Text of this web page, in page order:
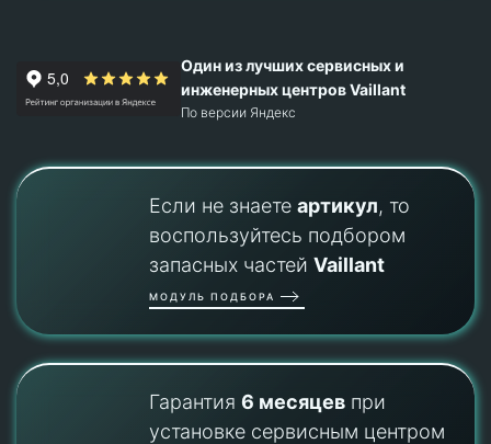
Один из лучших сервисных и
инженерных центров Vaillant
По версии Яндекс
Если не знаете артикул, то
воспользуйтесь подбором
запасных частей Vaillant
МОДУЛЬ ПОДБОРА
Гарантия 6 месяцевпри
установке сервисным центром